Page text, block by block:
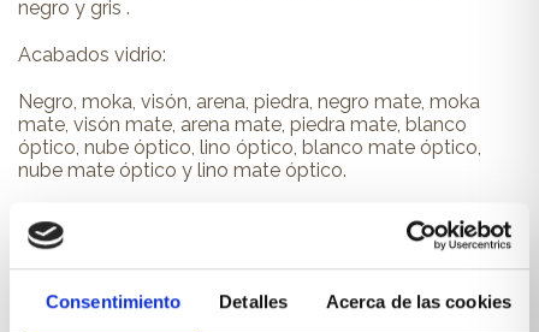
Consentimiento Detalles Acerca de las cookies
negro y gris .
Acabados vidrio:
Negro, moka, visón, arena, piedra, negro mate, moka
mate, visón mate, arena mate, piedra mate, blanco
óptico, nube óptico, lino óptico, blanco mate óptico,
nube mate óptico y lino mate óptico.
Acabados cerámica:
Vulcano roca, vulcano ceniza, hydra argen, blaze dark,
dekton.